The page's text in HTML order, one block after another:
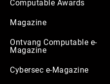
Computable Awards
Magazine
Ontvang Computable e-
Magazine
Cybersec e-Magazine